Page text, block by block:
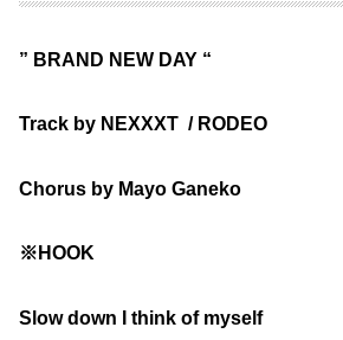
” BRAND NEW DAY “
Track by NEXXXT / RODEO
Chorus by Mayo Ganeko
※HOOK
Slow down I think of myself